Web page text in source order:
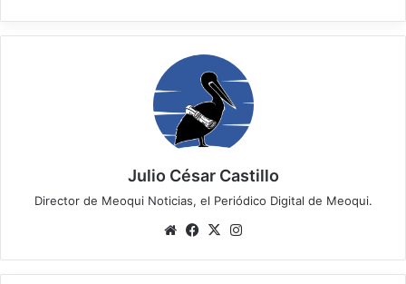
Julio César Castillo
Director de Meoqui Noticias, el Periódico Digital de Meoqui.
We
te
Fa
bo
X
ra